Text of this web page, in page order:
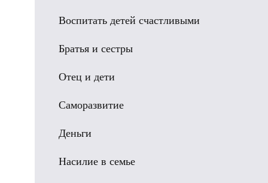
Воспитать детей счастливыми
Братья и сестры
Отец и дети
Саморазвитие
Деньги
Насилие в семье